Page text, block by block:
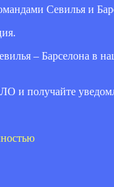
Севилья и
– Барселона в
и получайте